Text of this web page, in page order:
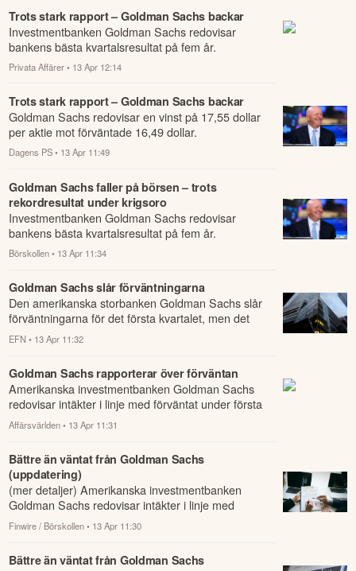
Trots stark rapport – Goldman Sachs backar
Investmentbanken Goldman Sachs redovisar
bankens bästa kvartalsresultat på fem år.
Privata Affärer • 13 Apr 12:14
Trots stark rapport – Goldman Sachs backar
Goldman Sachs redovisar en vinst på 17,55 dollar
per aktie mot förväntade 16,49 dollar.
Dagens PS • 13 Apr 11:49
Goldman Sachs faller på börsen – trots
rekordresultat under krigsoro
Investmentbanken Goldman Sachs redovisar
bankens bästa kvartalsresultat på fem år.
Börskollen • 13 Apr 11:34
Goldman Sachs slår förväntningarna
Den amerikanska storbanken Goldman Sachs slår
förväntningarna för det första kvartalet, men det
räcker inte för att lyfta aktien i förhandel...
EFN • 13 Apr 11:32
Goldman Sachs rapporterar över förväntan
Amerikanska investmentbanken Goldman Sachs
redovisar intäkter i linje med förväntat under första
kvartalet.
Affärsvärlden • 13 Apr 11:31
Bättre än väntat från Goldman Sachs
(uppdatering)
(mer detaljer) Amerikanska investmentbanken
Goldman Sachs redovisar intäkter i linje med
förväntat under första kvartalet.
Finwire / Börskollen • 13 Apr 11:30
Bättre än väntat från Goldman Sachs